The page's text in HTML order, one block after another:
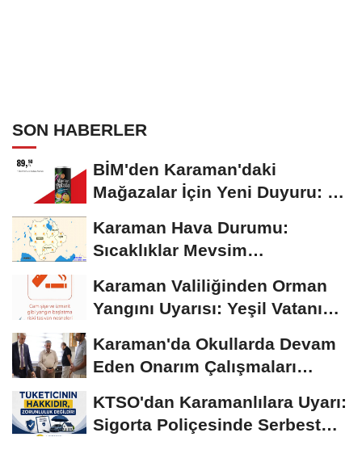
SON HABERLER
BİM'den Karaman'daki
Mağazalar İçin Yeni Duyuru: 11
Karaman Hava Durumu:
Sıcaklıklar Mevsim
Seyrediyor
Karaman Valiliğinden Orman
Yangını Uyarısı: Yeşil Vatanı
Karaman'da Okullarda Devam
Eden Onarım Çalışmaları
KTSO'dan Karamanlılara Uyarı:
Sigorta Poliçesinde Serbest